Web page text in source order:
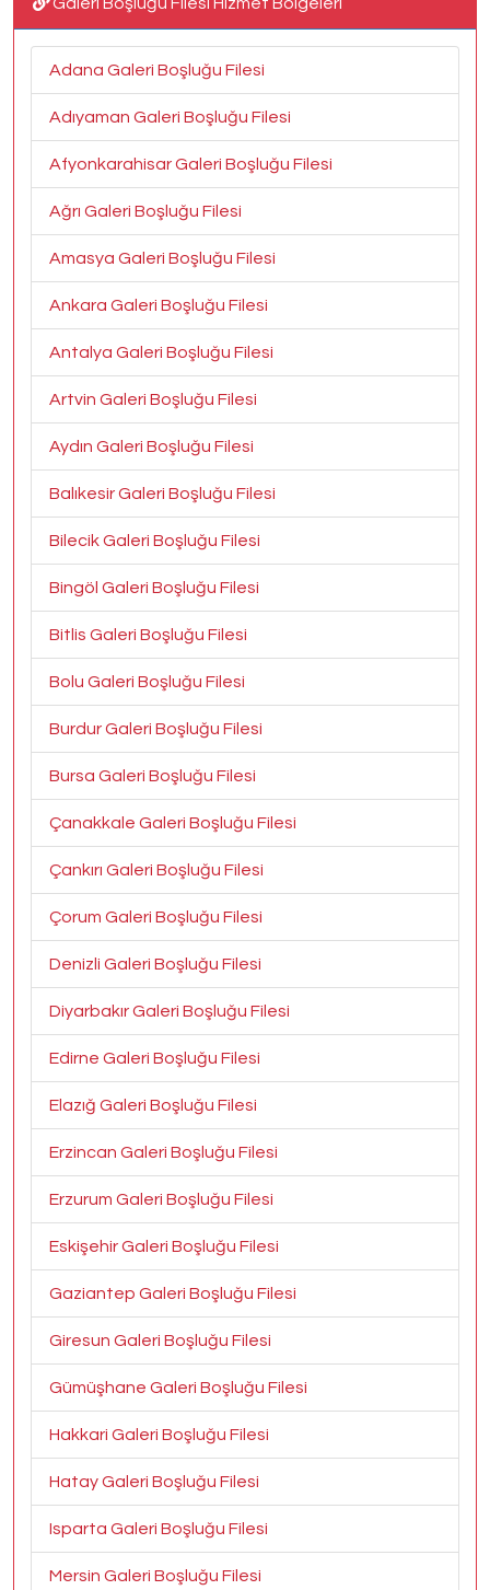
Galeri Boşluğu Filesi Hizmet Bölgeleri
Adana Galeri Boşluğu Filesi
Adıyaman Galeri Boşluğu Filesi
Afyonkarahisar Galeri Boşluğu Filesi
Ağrı Galeri Boşluğu Filesi
Amasya Galeri Boşluğu Filesi
Ankara Galeri Boşluğu Filesi
Antalya Galeri Boşluğu Filesi
Artvin Galeri Boşluğu Filesi
Aydın Galeri Boşluğu Filesi
Balıkesir Galeri Boşluğu Filesi
Bilecik Galeri Boşluğu Filesi
Bingöl Galeri Boşluğu Filesi
Bitlis Galeri Boşluğu Filesi
Bolu Galeri Boşluğu Filesi
Burdur Galeri Boşluğu Filesi
Bursa Galeri Boşluğu Filesi
Çanakkale Galeri Boşluğu Filesi
Çankırı Galeri Boşluğu Filesi
Çorum Galeri Boşluğu Filesi
Denizli Galeri Boşluğu Filesi
Diyarbakır Galeri Boşluğu Filesi
Edirne Galeri Boşluğu Filesi
Elazığ Galeri Boşluğu Filesi
Erzincan Galeri Boşluğu Filesi
Erzurum Galeri Boşluğu Filesi
Eskişehir Galeri Boşluğu Filesi
Gaziantep Galeri Boşluğu Filesi
Giresun Galeri Boşluğu Filesi
Gümüşhane Galeri Boşluğu Filesi
Hakkari Galeri Boşluğu Filesi
Hatay Galeri Boşluğu Filesi
Isparta Galeri Boşluğu Filesi
Mersin Galeri Boşluğu Filesi